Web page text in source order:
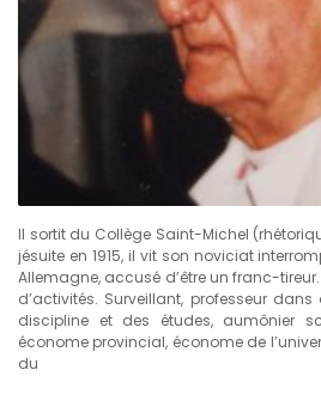
Il sortit du Collège Saint-Michel
jésuite en 1915, il vit son noviciat
Allemagne, accusé d’être un franc-
d’activités. Surveillant, professeur
discipline et des études, aumônier
économe provincial, économe de
du